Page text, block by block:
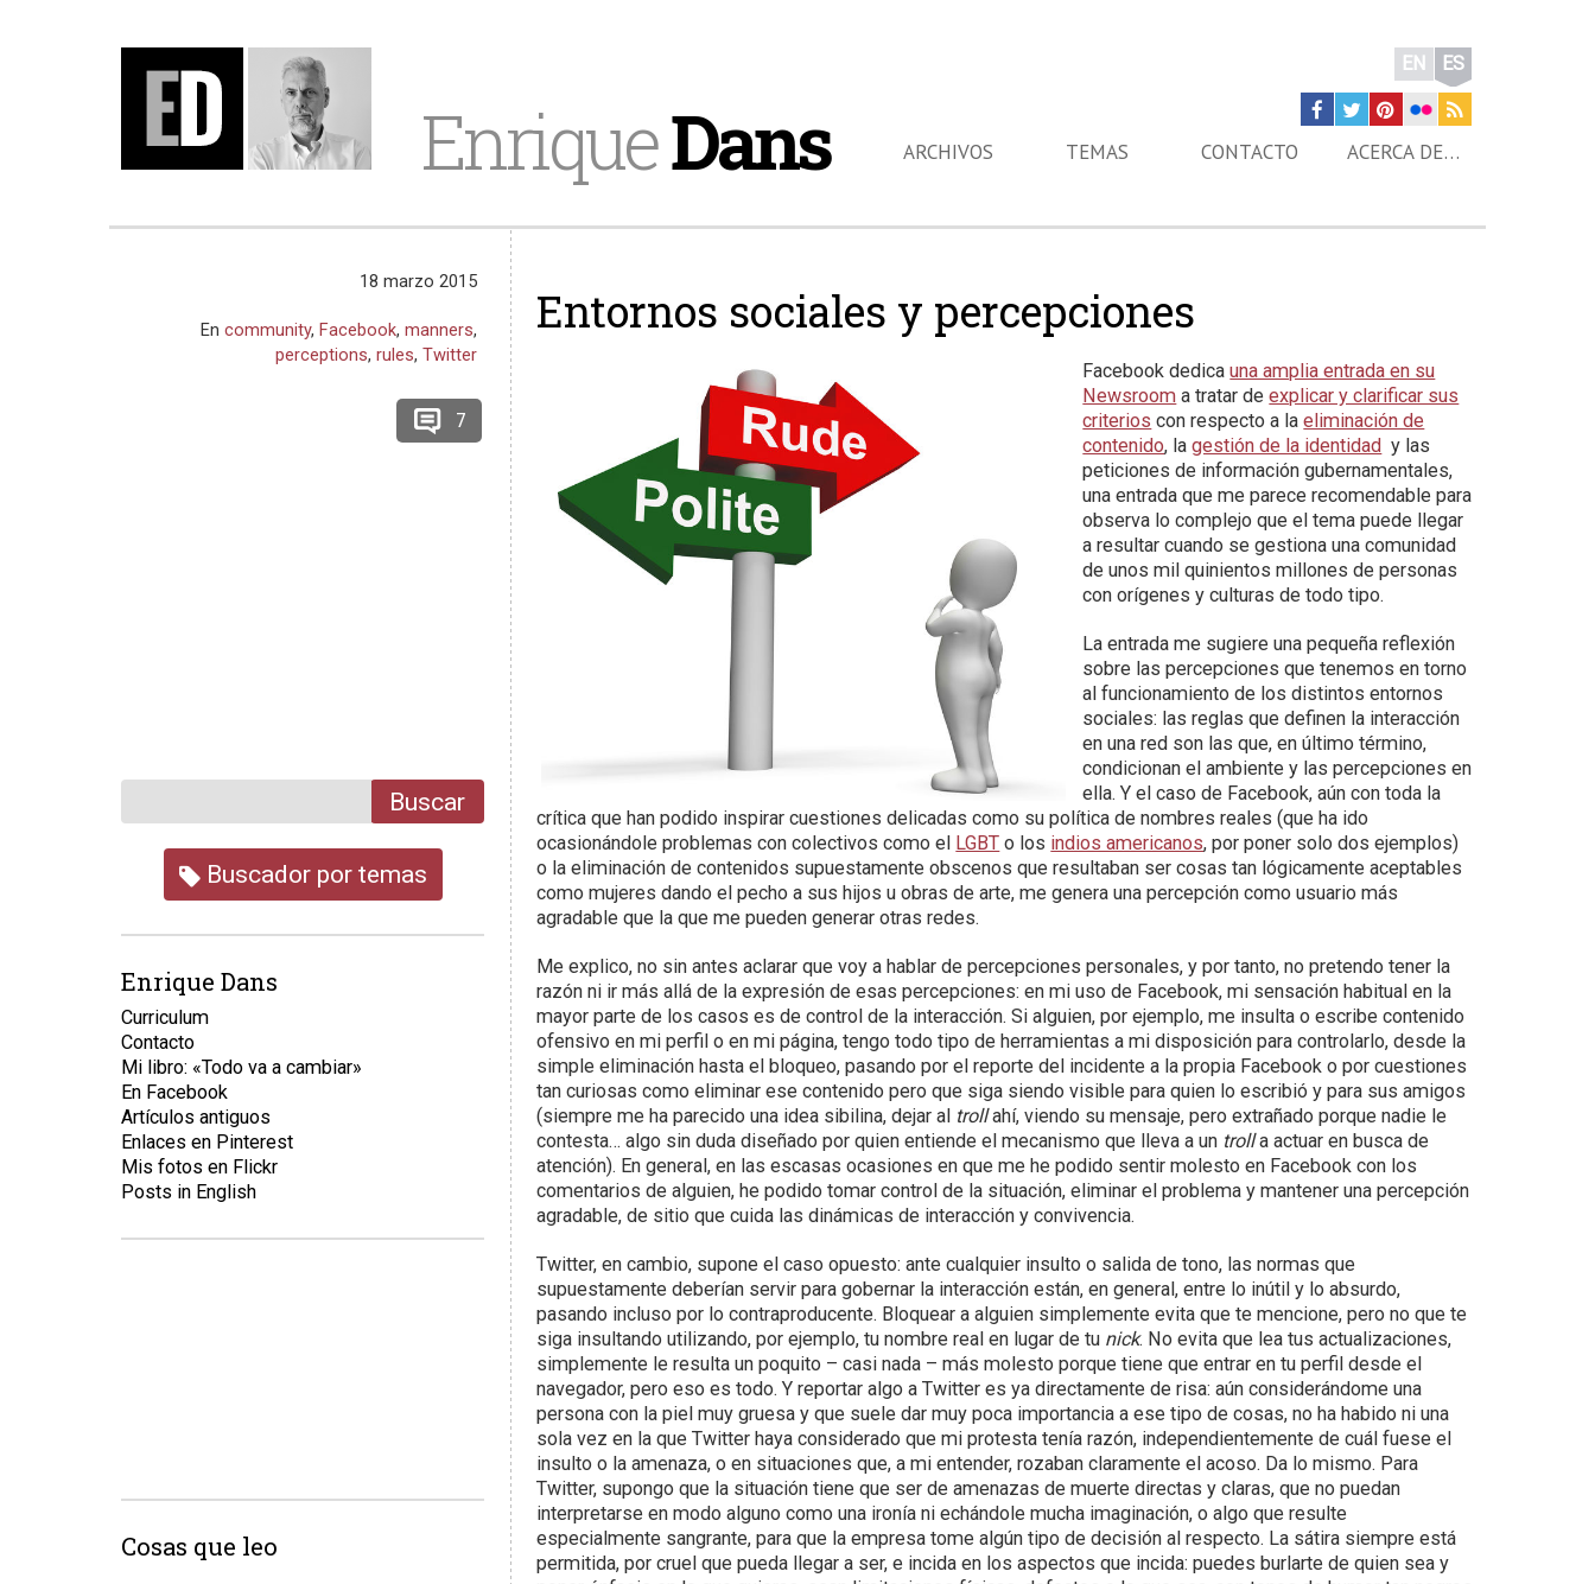
EnriqueDans
EN ES
ARCHIVOS TEMAS CONTACTO ACERCA DE…
Entornos sociales y percepciones
Facebook dedicauna amplia entrada en su
Newsroom a tratar deexplicar y clarificar sus
criterios con respecto a laeliminación de
contenido, lagestión de la identidad y las
peticiones de información gubernamentales,
una entrada que me parece recomendable para
observa lo complejo que el tema puede llegar
a resultar cuando se gestiona una comunidad
de unos mil quinientos millones de personas
con orígenes y culturas de todo tipo.
La entrada me sugiere una pequeña reflexión
sobre las percepciones que tenemos en torno
al funcionamiento de los distintos entornos
sociales: las reglas que definen la interacción
en una red son las que, en último término,
condicionan el ambiente y las percepciones en
ella. Y el caso de Facebook, aún con toda la
crítica que han podido inspirar cuestiones delicadas como su política de nombres reales (que ha ido
ocasionándole problemas con colectivos como el LGBT o los indios americanos, por poner solo dos ejemplos)
o la eliminación de contenidos supuestamente obscenos que resultaban ser cosas tan lógicamente aceptables
como mujeres dando el pecho a sus hijos u obras de arte, me genera una percepción como usuario más
agradable que la que me pueden generar otras redes.
Me explico, no sin antes aclarar que voy a hablar de percepciones personales, y por tanto, no pretendo tener la
razón ni ir más allá de la expresión de esas percepciones: en mi uso de Facebook, mi sensación habitual en la
mayor parte de los casos es de control de la interacción. Si alguien, por ejemplo, me insulta o escribe contenido
ofensivo en mi perfil o en mi página, tengo todo tipo de herramientas a mi disposición para controlarlo, desde la
simple eliminación hasta el bloqueo, pasando por el reporte del incidente a la propia Facebook o por cuestiones
tan curiosas como eliminar ese contenido pero que siga siendo visible para quien lo escribió y para sus amigos
(siempre me ha parecido una idea sibilina, dejar al trollahí, viendo su mensaje, pero extrañado porque nadie le
contesta… algo sin duda diseñado por quien entiende el mecanismo que lleva a un trolla actuar en busca de
atención). En general, en las escasas ocasiones en que me he podido sentir molesto en Facebook con los
comentarios de alguien, he podido tomar control de la situación, eliminar el problema y mantener una percepción
agradable, de sitio que cuida las dinámicas de interacción y convivencia.
Twitter, en cambio, supone el caso opuesto: ante cualquier insulto o salida de tono, las normas que
supuestamente deberían servir para gobernar la interacción están, en general, entre lo inútil y lo absurdo,
pasando incluso por lo contraproducente. Bloquear a alguien simplemente evita que te mencione, pero no que te
siga insultando utilizando, por ejemplo, tu nombre real en lugar de tu nick. No evita que lea tus actualizaciones,
simplemente le resulta un poquito – casi nada – más molesto porque tiene que entrar en tu perfil desde el
navegador, pero eso es todo. Y reportar algo a Twitter es ya directamente de risa: aún considerándome una
persona con la piel muy gruesa y que suele dar muy poca importancia a ese tipo de cosas, no ha habido ni una
sola vez en la que Twitter haya considerado que mi protesta tenía razón, independientemente de cuál fuese el
insulto o la amenaza, o en situaciones que, a mi entender, rozaban claramente el acoso. Da lo mismo. Para
Twitter, supongo que la situación tiene que ser de amenazas de muerte directas y claras, que no puedan
interpretarse en modo alguno como una ironía ni echándole mucha imaginación, o algo que resulte
especialmente sangrante, para que la empresa tome algún tipo de decisión al respecto. La sátira siempre está
permitida, por cruel que pueda llegar a ser, e incida en los aspectos que incida: puedes burlarte de quien sea y
18 marzo 2015
Encommunity,Facebook,manners,
perceptions,rules,Twitter
7
Buscar
Buscador por temas
Enrique Dans
Curriculum
Contacto
Mi libro: «Todo va a cambiar»
En Facebook
Artículos antiguos
Enlaces en Pinterest
Mis fotos en Flickr
Posts in English
Cosas que leo